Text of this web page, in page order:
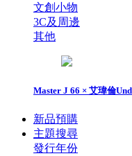
文創小物
3C及周邊
其他
Master J 66 × 艾瑋倫
新品預購
主題搜尋
發行年份